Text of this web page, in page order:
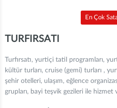
En Çok
TURFIRSATI
Turfırsatı, yurtiçi tatil programları,
kültür turları, cruise (gemi) turları ,
şehir otelleri, ulaşım, eğlence
grupları, bayi teşvik gezileri ile hizmet